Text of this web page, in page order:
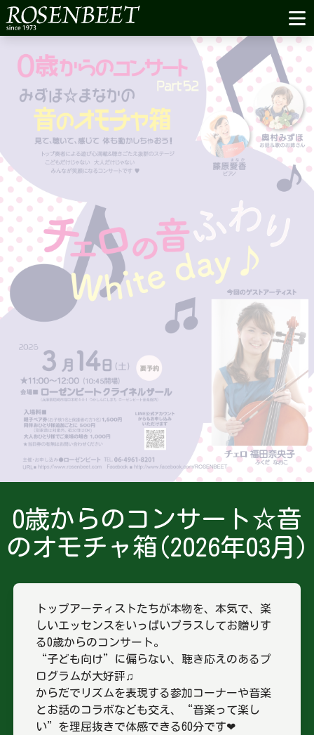
0歳からのコンサート☆音
のオモチャ箱(2026年03月)
トップアーティストたちが本物を、本気で、楽
しいエッセンスをいっぱいプラスしてお贈りす
る0歳からのコンサート。
“子ども向け”に偏らない、聴き応えのあるプ
ログラムが大好評♫
からだでリズムを表現する参加コーナーや音楽
とお話のコラボなども交え、“音楽って楽し
い”を理屈抜きで体感できる60分です❤